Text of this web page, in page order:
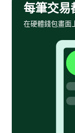
每筆交易
在硬體錢包畫面